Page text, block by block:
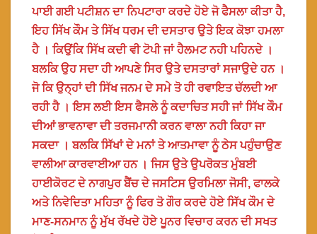
ਪਾਈ ਗਈ ਪਟੀਸ਼ਨ ਦਾ ਨਿਪਟਾਰਾ ਕਰਦੇ ਹੋਏ ਜੋ ਫੈਸਲਾ ਕੀਤਾ ਹੈ,
ਇਹ ਸਿੱਖ ਕੌਮ ਤੇ ਸਿੱਖ ਧਰਮ ਦੀ ਦਸਤਾਰ ਉਤੇ ਇਕ ਕੋਝਾ ਹਮਲਾ
ਹੈ । ਕਿਉਂਕਿ ਸਿੱਖ ਕਦੀ ਵੀ ਟੋਪੀ ਜਾਂ ਹੈਲਮਟ ਨਹੀ ਪਹਿਨਦੇ ।
ਬਲਕਿ ਉਹ ਸਦਾ ਹੀ ਆਪਣੇ ਸਿਰ ਉਤੇ ਦਸਤਾਰਾਂ ਸਜਾਉਦੇ ਹਨ ।
ਜੋ ਕਿ ਉਨ੍ਹਾਂ ਦੀ ਸਿੱਖ ਜਨਮ ਦੇ ਸਮੇ ਤੋ ਹੀ ਰਵਾਇਤ ਚੱਲਦੀ ਆ
ਰਹੀ ਹੈ । ਇਸ ਲਈ ਇਸ ਫੈਸਲੇ ਨੂੰ ਕਦਾਚਿਤ ਸਹੀ ਜਾਂ ਸਿੱਖ ਕੌਮ
ਦੀਆਂ ਭਾਵਨਾਵਾ ਦੀ ਤਰਜਮਾਨੀ ਕਰਨ ਵਾਲਾ ਨਹੀ ਕਿਹਾ ਜਾ
ਸਕਦਾ । ਬਲਕਿ ਸਿੱਖਾਂ ਦੇ ਮਨਾਂ ਤੇ ਆਤਮਾਵਾ ਨੂੰ ਠੇਸ ਪਹੁੰਚਾਉਣ
ਵਾਲੀਆ ਕਾਰਵਾਈਆ ਹਨ । ਜਿਸ ਉਤੇ ਉਪਰੋਕਤ ਮੁੰਬਈ
ਹਾਈਕੋਰਟ ਦੇ ਨਾਗਪੁਰ ਬੈਂਚ ਦੇ ਜਸਟਿਸ ਉਰਮਿਲਾ ਜੋਸੀ, ਫਾਲਕੇ
ਅਤੇ ਨਿਵੇਦਿਤਾ ਮਹਿਤਾ ਨੂੰ ਫਿਰ ਤੋ ਗੌਰ ਕਰਦੇ ਹੋਏ ਸਿੱਖ ਕੌਮ ਦੇ
ਮਾਣ-ਸਨਮਾਨ ਨੂੰ ਮੁੱਖ ਰੱਖਦੇ ਹੋਏ ਪੂਨਰ ਵਿਚਾਰ ਕਰਨ ਦੀ ਸਖਤ